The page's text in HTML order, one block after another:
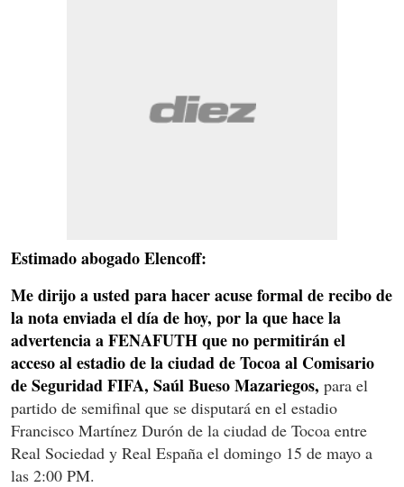
Estimado abogado Elencoff:
Me dirijo a usted para hacer acuse formal de recibo de
la nota enviada el día de hoy, por la que hace la
advertencia a FENAFUTH que no permitirán el
acceso al estadio de la ciudad de Tocoa al Comisario
de Seguridad FIFA, Saúl Bueso Mazariegos, para el
partido de semifinal que se disputará en el estadio
Francisco Martínez Durón de la ciudad de Tocoa entre
Real Sociedad y Real España el domingo 15 de mayo a
las 2:00 PM.